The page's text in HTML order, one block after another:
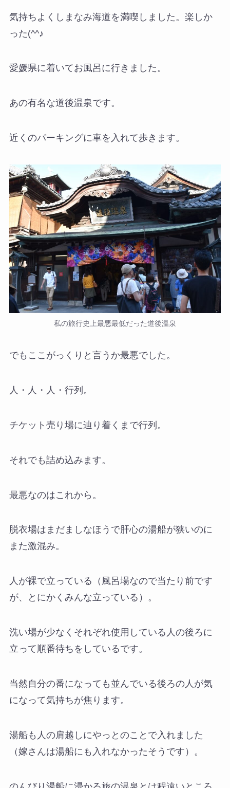
気持ちよくしまなみ海道を満喫しました。楽しか
った(^^♪
愛媛県に着いてお風呂に行きました。
あの有名な道後温泉です。
近くのパーキングに車を入れて歩きます。
私の旅行史上最悪最低だった道後温泉
でもここがっくりと言うか最悪でした。
人・人・人・行列。
チケット売り場に辿り着くまで行列。
それでも詰め込みます。
最悪なのはこれから。
脱衣場はまだましなほうで肝心の湯船が狭いのに
また激混み。
人が裸で立っている（風呂場なので当たり前です
が、とにかくみんな立っている）。
洗い場が少なくそれぞれ使用している人の後ろに
立って順番待ちをしているです。
当然自分の番になっても並んでいる後ろの人が気
になって気持ちが焦ります。
湯船も人の肩越しにやっとのことで入れました
（嫁さんは湯船にも入れなかったそうです）。